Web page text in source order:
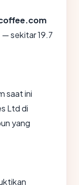
sekitar 19.7
saat ini
Ltd di
yang